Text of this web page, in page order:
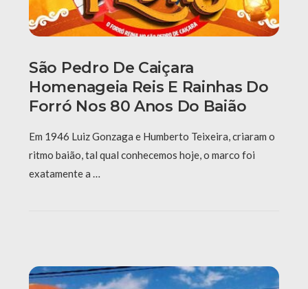
São Pedro De Caiçara
Homenageia Reis E Rainhas Do
Forró Nos 80 Anos Do Baião
Em 1946 Luiz Gonzaga e Humberto Teixeira, criaram o
ritmo baião, tal qual conhecemos hoje, o marco foi
exatamente a …